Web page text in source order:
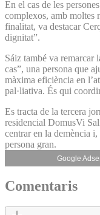
En el cas de les
complexos, amb moltes
finalitat, va destacar
dignitat”.
Sáiz també va remarcar
cas”, una persona que
màxima eficiència en
pal·liativa. És qui
Es tracta de la tercera
residencial DomusVi
centrar en la demència
persona gran.
Google
Comentaris